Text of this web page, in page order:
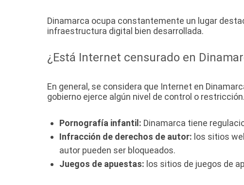
Dinamarca ocupa constantemente un lugar
infraestructura digital bien desarrollada.
¿Está Internet censurado en
En general, se considera que Internet en
gobierno ejerce algún nivel de control o
Pornografía infantil: Dinamarca tiene
Infracción de derechos de autor: los sitios
autor pueden ser bloqueados.
Juegos de apuestas: los sitios de juegos de